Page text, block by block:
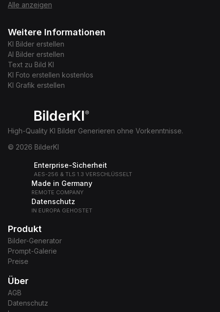
Alle anzeigen
Weitere Informationen
KI Bilder erstellen
AI Bilder erstellen
Text zu Bild KI
KI Foto erstellen kostenlos
KI Grafik erstellen
BilderKI®
High-Quality KI Bilder Generieren ohne Vorkenntnisse.
© 2026 BilderKI
Enterprise-Sicherheit
AES-256 & TLS 1.3 VERSCHLÜSSELT
Made in Germany
REMOTE COMPANY
Datenschutz
IN EUROPA GEHOSTET
Produkt
Bilder-Generator
Prompt-Galerie
Preise
Über
AGB
Datenschutz